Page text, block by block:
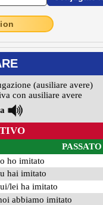
(ausiliare avere)
con ausiliare avere
ho imitato
hai imitato
lei ha imitato
abbiamo imitato